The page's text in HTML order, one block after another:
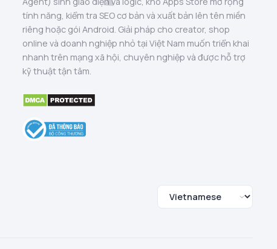
tính năng, kiểm tra SEO cơ bản và xuất bản lên tên miền
riêng hoặc gói Android. Giải pháp cho creator, shop
online và doanh nghiệp nhỏ tại Việt Nam muốn triển khai
nhanh trên mạng xã hội, chuyên nghiệp và được hỗ trợ
kỹ thuật tận tâm.